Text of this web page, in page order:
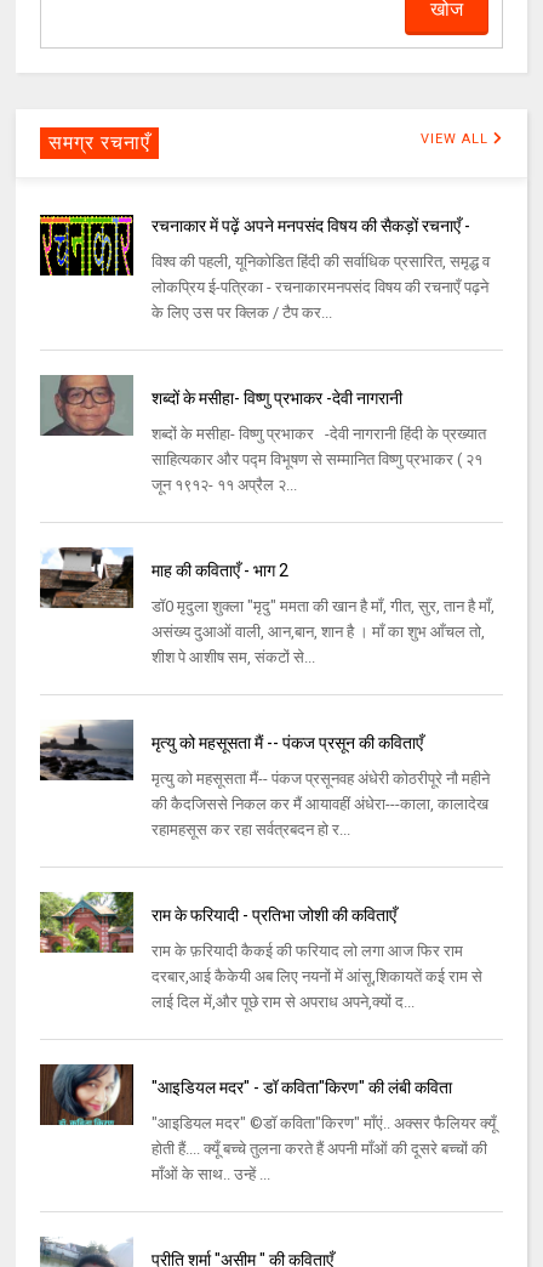
समग्र रचनाएँ VIEW ALL
रचनाकार में पढ़ें अपने मनपसंद विषय की सैकड़ों रचनाएँ -
विश्व की पहली, यूनिकोडित हिंदी की सर्वाधिक प्रसारित, समृद्ध व
लोकप्रिय ई-पत्रिका - रचनाकारमनपसंद विषय की रचनाएँ पढ़ने
के लिए उस पर क्लिक / टैप कर...
शब्दों के मसीहा- विष्णु प्रभाकर -देवी नागरानी
शब्दों के मसीहा- विष्णु प्रभाकर -देवी नागरानी हिंदी के प्रख्यात
साहित्यकार और पद्म विभूषण से सम्मानित विष्णु प्रभाकर ( २१
जून १९१२- ११ अप्रैल २...
माह की कविताएँ - भाग 2
डॉ0 मृदुला शुक्ला "मृदु" ममता की खान है माँ, गीत, सुर, तान है माँ,
असंख्य दुआओं वाली, आन,बान, शान है । माँ का शुभ आँचल तो,
शीश पे आशीष सम, संकटों से...
मृत्यु को महसूसता मैं -- पंकज प्रसून की कविताएँ
मृत्यु को महसूसता मैं-- पंकज प्रसूनवह अंधेरी कोठरीपूरे नौ महीने
की कैदजिससे निकल कर मैं आयावहीं अंधेरा---काला, कालादेख
रहामहसूस कर रहा सर्वत्रबदन हो र...
राम के फरियादी - प्रतिभा जोशी की कविताएँ
राम के फ़रियादी कैकई की फरियाद लो लगा आज फिर राम
दरबार,आई कैकेयी अब लिए नयनों में आंसू,शिकायतें कई राम से
लाई दिल में,और पूछे राम से अपराध अपने,क्यों द...
"आइडियल मदर" - डॉ कविता"किरण" की लंबी कविता
"आइडियल मदर" ©डॉ कविता"किरण" माँएं.. अक्सर फैलियर क्यूँ
होती हैं.... क्यूँ बच्चे तुलना करते हैं अपनी माँओं की दूसरे बच्चों की
माँओं के साथ.. उन्हें ...
प्रीति शर्मा "असीम " की कविताएँ